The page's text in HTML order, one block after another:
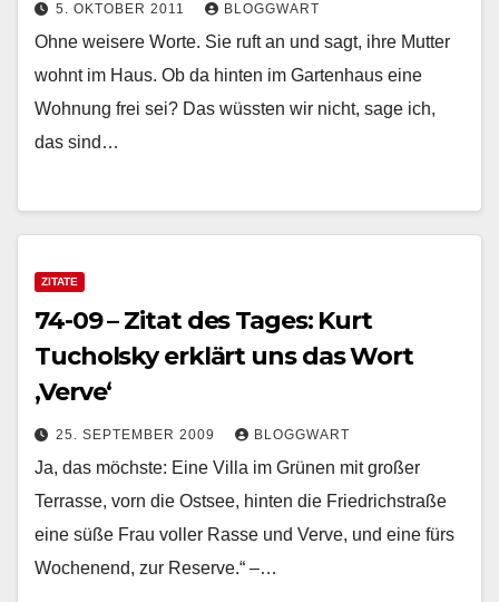
5. OKTOBER 2011 BLOGGWART
Ohne weisere Worte. Sie ruft an und sagt, ihre Mutter
wohnt im Haus. Ob da hinten im Gartenhaus eine
Wohnung frei sei? Das wüssten wir nicht, sage ich,
das sind…
ZITATE
74-09 – Zitat des Tages: Kurt
Tucholsky erklärt uns das Wort
‚Verve‘
25. SEPTEMBER 2009 BLOGGWART
Ja, das möchste: Eine Villa im Grünen mit großer
Terrasse, vorn die Ostsee, hinten die Friedrichstraße
eine süße Frau voller Rasse und Verve, und eine fürs
Wochenend, zur Reserve.“ –…